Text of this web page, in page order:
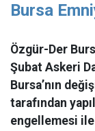
Bursa
Özgür-Der
Şubat Askeri
Bursa’nın
tarafından
engellemesi ile